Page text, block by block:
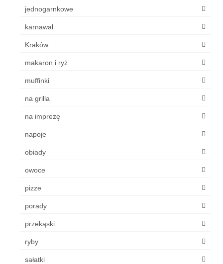
jednogarnkowe
karnawał
Kraków
makaron i ryż
muffinki
na grilla
na imprezę
napoje
obiady
owoce
pizze
porady
przekąski
ryby
sałatki